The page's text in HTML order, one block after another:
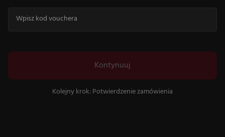
Wpisz kod vouchera
Kontynuuj
Kolejny krok: Potwierdzenie zamówienia